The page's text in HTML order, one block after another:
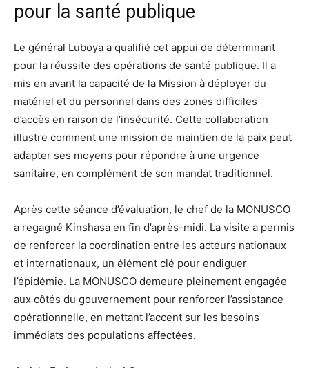
pour la santé publique
Le général Luboya a qualifié cet appui de déterminant
pour la réussite des opérations de santé publique. Il a
mis en avant la capacité de la Mission à déployer du
matériel et du personnel dans des zones difficiles
d’accès en raison de l’insécurité. Cette collaboration
illustre comment une mission de maintien de la paix peut
adapter ses moyens pour répondre à une urgence
sanitaire, en complément de son mandat traditionnel.
Après cette séance d’évaluation, le chef de la MONUSCO
a regagné Kinshasa en fin d’après-midi. La visite a permis
de renforcer la coordination entre les acteurs nationaux
et internationaux, un élément clé pour endiguer
l’épidémie. La MONUSCO demeure pleinement engagée
aux côtés du gouvernement pour renforcer l’assistance
opérationnelle, en mettant l’accent sur les besoins
immédiats des populations affectées.